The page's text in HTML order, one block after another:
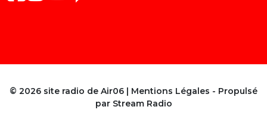
© 2026 site radio de Air06 | Mentions Légales - Propulsé
par Stream Radio